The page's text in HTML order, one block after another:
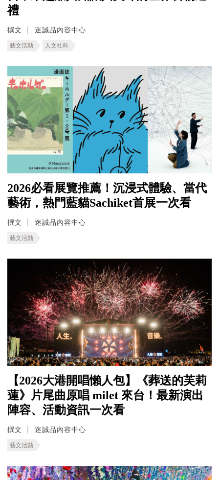
禮
撰文 迷誠品內容中心
藝文活動 人文社科
2026必看展覽推薦！沉浸式體驗、當代
藝術，熱門藍貓Sachiket首展一次看
撰文 迷誠品內容中心
藝文活動
【2026大港開唱懶人包】《葬送的芙莉
蓮》片尾曲原唱 milet 來台！最新演出
陣容、活動資訊一次看
撰文 迷誠品內容中心
藝文活動